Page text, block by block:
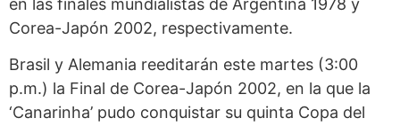
en las finales mundialistas de Argentina 1978 y
Corea-Japón 2002, respectivamente.
Brasil y Alemania reeditarán este martes (3:00
p.m.) la Final de Corea-Japón 2002, en la que la
‘Canarinha’ pudo conquistar su quinta Copa del